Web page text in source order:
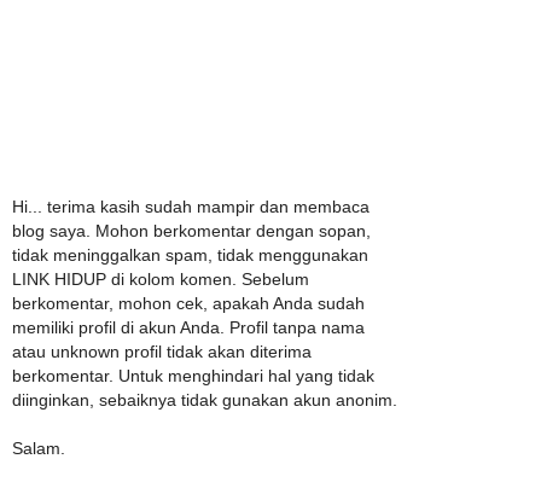
Hi... terima kasih sudah mampir dan membaca
blog saya. Mohon berkomentar dengan sopan,
tidak meninggalkan spam, tidak menggunakan
LINK HIDUP di kolom komen. Sebelum
berkomentar, mohon cek, apakah Anda sudah
memiliki profil di akun Anda. Profil tanpa nama
atau unknown profil tidak akan diterima
berkomentar. Untuk menghindari hal yang tidak
diinginkan, sebaiknya tidak gunakan akun anonim.
Salam.